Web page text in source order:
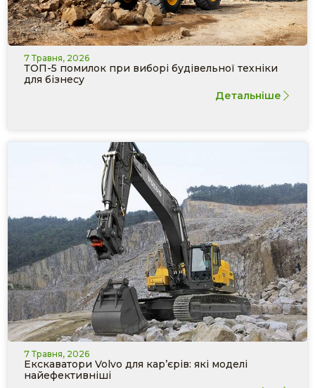
7 Травня, 2026
ТОП-5 помилок при виборі будівельної техніки
для бізнесу
Детальніше
7 Травня, 2026
Екскаватори Volvo для кар’єрів: які моделі
найефективніші